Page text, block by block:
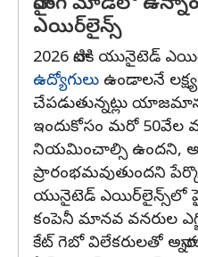
హైరింగ్ మోడ్‌లో
ఎయిర్‌లైన్స్‌
2026 నాటికి యునైటెడ్
ఉద్యోగులు ఉండాలనే
చేపడుతున్నట్లు
ఇందుకోసం మరో 50వేల
నియమించాల్సి ఉందని,
ప్రారంభమవుతుందని
యునైటెడ్ ఎయిర్‌లైన్స్‌లో
కంపెనీ మానవ వనరుల
కేట్ గెబో విలేకరులతో